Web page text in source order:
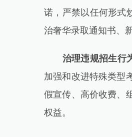
诺，严禁以任何形式
治奢华录取通知书、
治理违规招生行
加强和改进特殊类型
假宣传、高价收费、
权益。